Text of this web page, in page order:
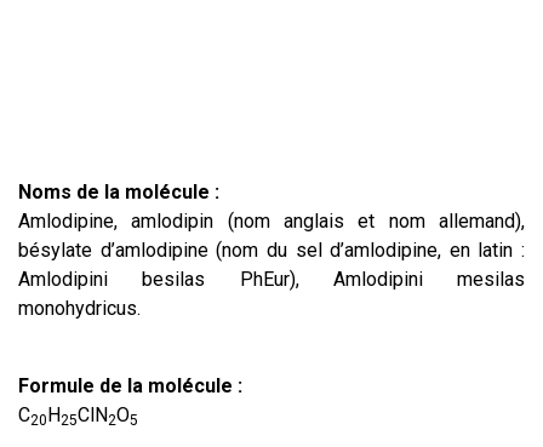
Noms de la molécule :
Amlodipine, amlodipin (nom anglais et nom allemand),
bésylate d’amlodipine (nom du sel d’amlodipine, en latin :
Amlodipini besilas PhEur), Amlodipini mesilas
monohydricus.
Formule de la molécule :
C20H25ClN2O5